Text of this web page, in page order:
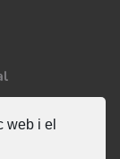
web i el